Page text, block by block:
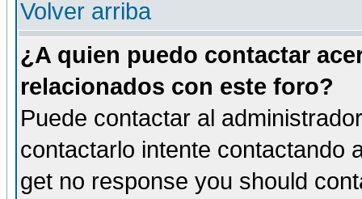
Volver arriba
¿A quien puedo contactar
relacionados con este foro?
Puede contactar al
contactarlo intente contactando
get no response you should